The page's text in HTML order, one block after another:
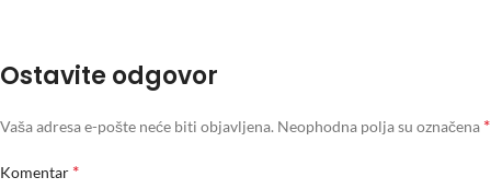
Ostavite odgovor
Vaša adresa e-pošte neće biti objavljena. Neophodna polja su označena *
Komentar *